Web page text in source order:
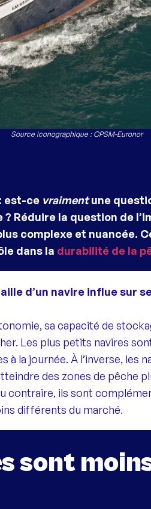
Source iconographique : CPSM-Euronor
est-ce vraimentune
Réduire la question de
complexe et nuancée.
dans la durabilité de la
d’un navire influe sur
sa capacité de
Les plus petits navires
la journée. À l’inverse, les
des zones de pêche
contraire, ils sont
différents du marché.
sont